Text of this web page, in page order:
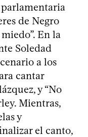
de Negro
En la
Soledad
a los
cantar
y “No
Mientras,
y
el canto,